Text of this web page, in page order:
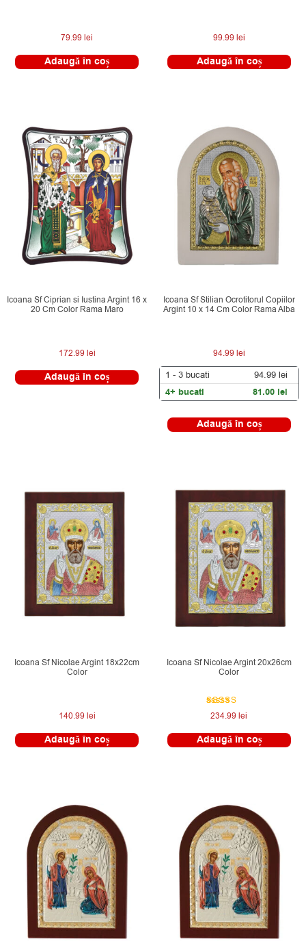
79.99lei
Adaugă în coș
99.99lei
Adaugă în coș
Icoana Sf Ciprian si Iustina Argint 16 x
20 Cm Color Rama Maro
172.99lei
Adaugă în coș
Icoana Sf Stilian Ocrotitorul Copiilor
Argint 10 x 14 Cm Color Rama Alba
94.99lei
1 - 3 bucati 94.99 lei
4+ bucati 81.00 lei
Adaugă în coș
Icoana Sf Nicolae Argint 18x22cm
Color
140.99lei
Adaugă în coș
Icoana Sf Nicolae Argint 20x26cm
Color
Evaluat la
5.00
234.99lei
Adaugă în coș